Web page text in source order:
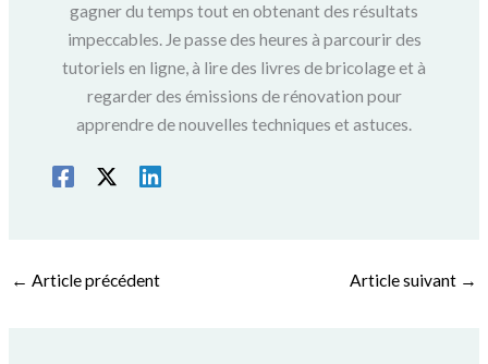
gagner du temps tout en obtenant des résultats
impeccables. Je passe des heures à parcourir des
tutoriels en ligne, à lire des livres de bricolage et à
regarder des émissions de rénovation pour
apprendre de nouvelles techniques et astuces.
← Article précédent Article suivant →